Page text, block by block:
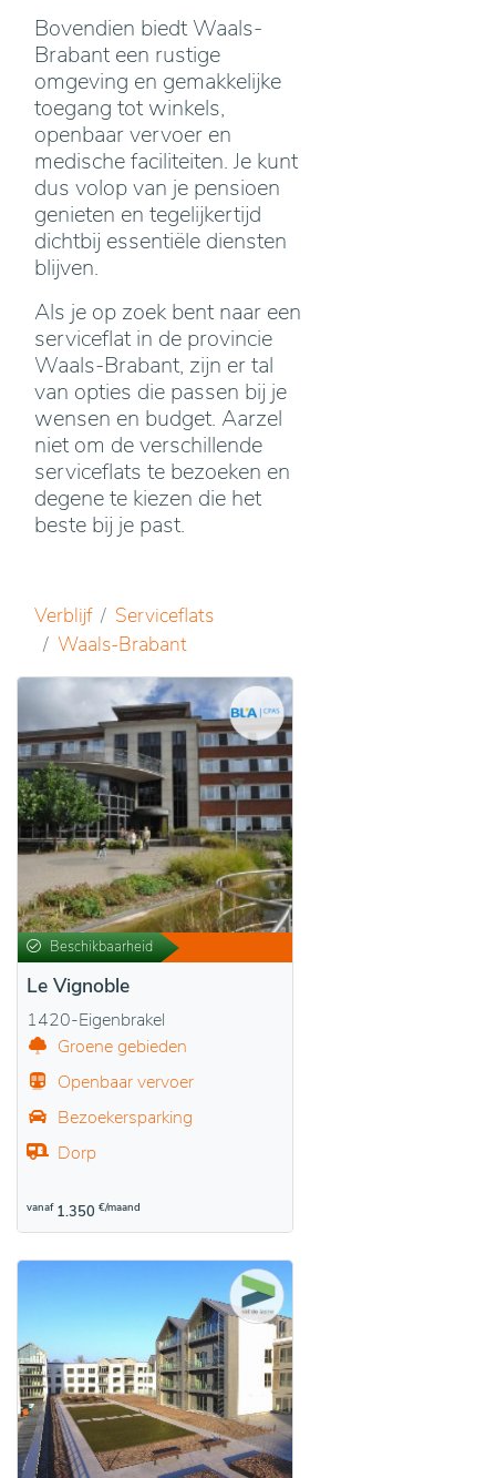
Bovendien biedt Waals-
Brabant een rustige
omgeving en gemakkelijke
toegang tot winkels,
openbaar vervoer en
medische faciliteiten. Je kunt
dus volop van je pensioen
genieten en tegelijkertijd
dichtbij essentiële diensten
blijven.
Als je op zoek bent naar een
serviceflat in de provincie
Waals-Brabant, zijn er tal
van opties die passen bij je
wensen en budget. Aarzel
niet om de verschillende
serviceflats te bezoeken en
degene te kiezen die het
beste bij je past.
Verblijf
Serviceflats
Waals-Brabant
Beschikbaarheid
Le Vignoble
1420-Eigenbrakel
Groene gebieden
Openbaar vervoer
Bezoekersparking
Dorp
vanaf 1.350 €/maand